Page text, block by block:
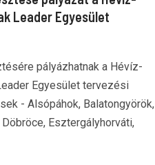
Leader Egyesület
pályázhatnak a Hévíz-
Egyesület tervezési
- Alsópáhok, Balatongyörök,
Esztergályhorváti,